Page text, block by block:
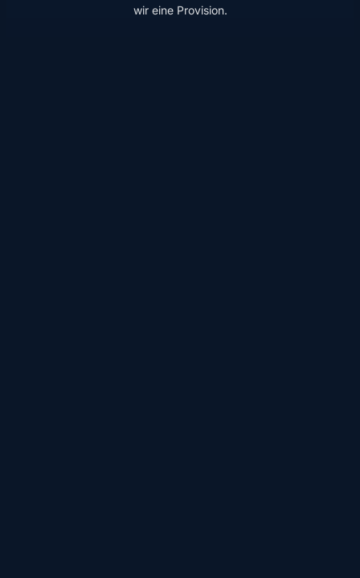
wir eine Provision.